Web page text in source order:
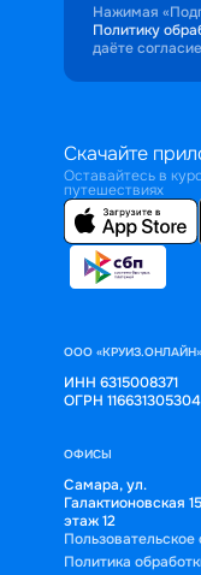
Нажимая
Политику
даёте
Скачайте
Оставайтесь в
путешествиях
ООО «КРУИЗ.ОНЛАЙН»
ИНН 6315008371
ОГРН
ОФИСЫ
Самара, ул.
Галактионовская
этаж 12
Политика